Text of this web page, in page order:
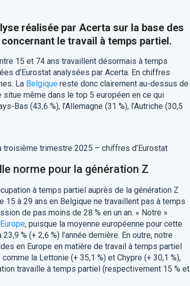
réalisée par Acerta sur la base des
le travail à temps partiel.
15 et 74 ans travaillent désormais à temps
d’Eurostat analysées par Acerta. En chiffres
La Belgiquereste donc clairement au-dessus de
situe même dans le top 5 européen en ce qui
Bas (43,6 %), l’Allemagne (31 %), l’Autriche (30,5
troisième trimestre 2025 – chiffres d’Eurostat
norme pour la génération Z
à temps partiel auprès de la génération Z
15 à 29 ans en Belgique ne travaillent pas à temps
de pas moins de 28 % en un an. « Notre »
Europe, puisque la moyenne européenne pour cette
% (+ 2,6 %) l’année dernière. En outre, notre
en Europe en matière de travail à temps partiel
la Lettonie (+ 35,1 %) et Chypre (+ 30,1 %),
travaille à temps partiel (respectivement 15 % et